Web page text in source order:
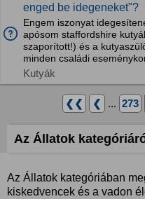
enged be idegeneket"?
Engem iszonyat
apósom staffordshire
szaporított!) és a
minden családi
Kutyák
❮❮ ❮ ... 273
Az Állatok
Az Állatok kategóriában
kiskedvencek és a vadon